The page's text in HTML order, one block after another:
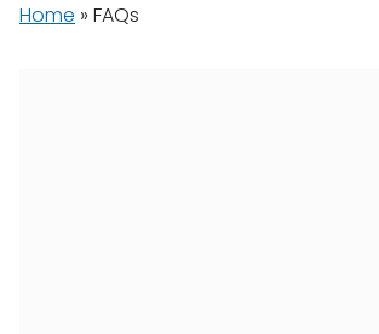
Home » FAQs